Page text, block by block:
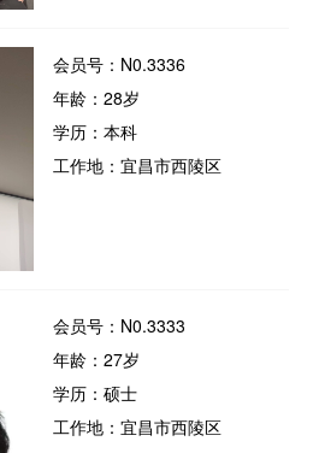
会员号：N0.3336
年龄：28岁
学历：本科
工作地：宜昌市西陵区
会员号：N0.3333
年龄：27岁
学历：硕士
工作地：宜昌市西陵区